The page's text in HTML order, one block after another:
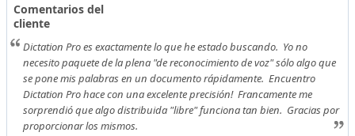
Comentarios del
cliente
Dictation Pro es exactamente lo que he estado buscando. Yo no
necesito paquete de la plena "de reconocimiento de voz" sólo algo que
se pone mis palabras en un documento rápidamente. Encuentro
Dictation Pro hace con una excelente precisión! Francamente me
sorprendió que algo distribuida "libre" funciona tan bien. Gracias por
proporcionar los mismos.